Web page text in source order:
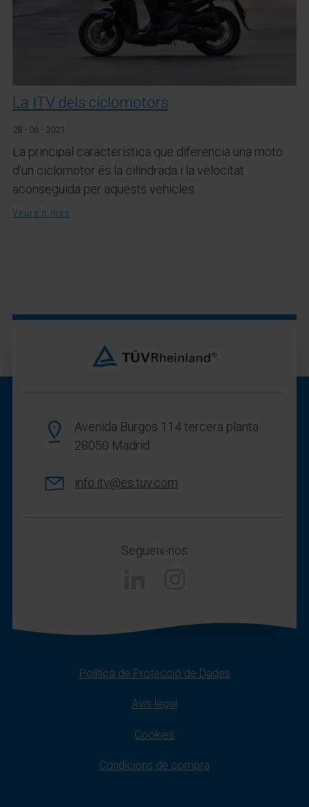
La ITV dels ciclomotors
28 - 06 - 2021
La principal característica que diferencia una moto
d'un ciclomotor és la cilindrada i la velocitat
aconseguida per aquests vehicles.
Veure'n més
Avenida Burgos 114 tercera planta
28050 Madrid
info.itv@es.tuv.com
Segueix-nos
Política de Protecció de Dades
Avís legal
Cookies
Condicions de compra